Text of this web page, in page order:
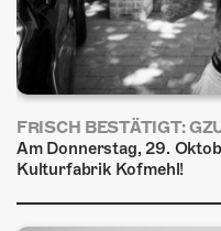
FRISCH BESTÄTIGT:
Am Donnerstag, 29.
Kulturfabrik Kofmehl!